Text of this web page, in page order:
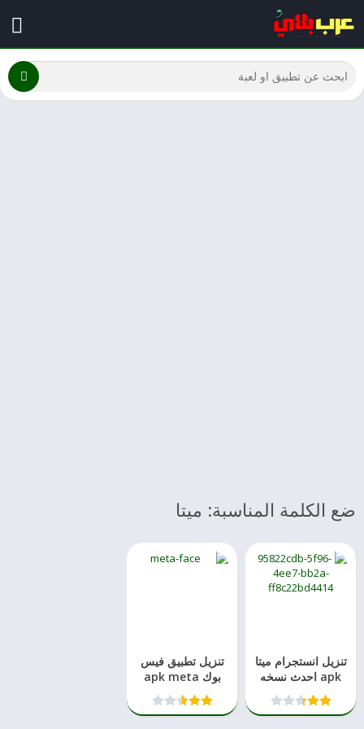
ضع الكلمة المناسبة: ميتا
تنزيل انستجرام ميتا
apk احدث نسخه
تنزيل تطبيق فيس
بوك apk meta
للايفون والاندرويد